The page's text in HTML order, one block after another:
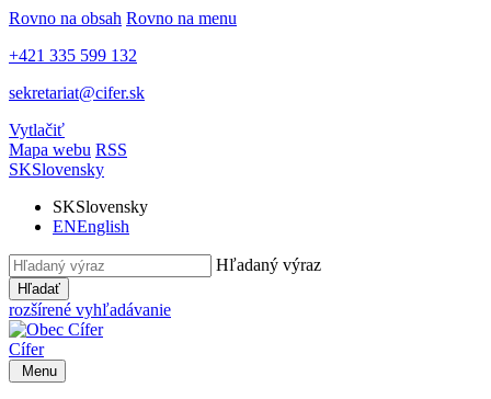
Rovno na obsah Rovno na menu
+421 335 599 132
sekretariat@cifer.sk
Vytlačiť
Mapa webu RSS
SKSlovensky
SKSlovensky
ENEnglish
Hľadaný výraz
Hľadať
rozšírené vyhľadávanie
Cífer
Menu